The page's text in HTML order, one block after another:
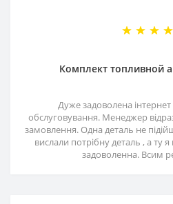
Комплект топливной
Дуже задоволена
обслуговування. Менеджер
замовлення. Одна деталь не
вислали потрібну деталь , а ту
задоволенна. Всим